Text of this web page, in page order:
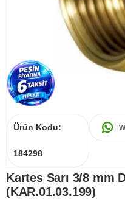
Ürün Kodu:
184298
Kartes Sarı 3/8 mm
(KAR.01.03.199)